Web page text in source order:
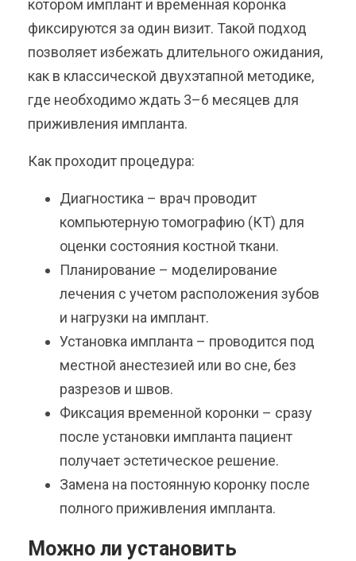
котором имплант и временная коронка
фиксируются за один визит. Такой подход
позволяет избежать длительного ожидания,
как в классической двухэтапной методике,
где необходимо ждать 3–6 месяцев для
приживления импланта.
Как проходит процедура:
Диагностика – врач проводит
компьютерную томографию (КТ) для
оценки состояния костной ткани.
Планирование – моделирование
лечения с учетом расположения зубов
и нагрузки на имплант.
Установка импланта – проводится под
местной анестезией или во сне, без
разрезов и швов.
Фиксация временной коронки – сразу
после установки импланта пациент
получает эстетическое решение.
Замена на постоянную коронку после
полного приживления импланта.
Можно ли установить